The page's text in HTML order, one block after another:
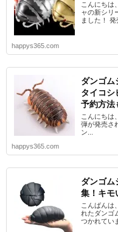
こんにちは
ャの新シリ
ました！ 発
happys365.com
ダンゴム
タイコシ
予約方法
こんにちは
弾が発売さ
ン...
happys365.com
ダンゴム
集！キモ
こんばんは
れたダンゴ
つかれてい